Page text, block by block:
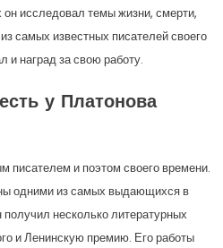
исследовал темы жизни, смерти,
самых известных писателей своего
и наград за свою работу.
у Платонова
писателем и поэтом своего времени.
одними из самых выдающихся в
несколько литературных
и Ленинскую премию. Его работы